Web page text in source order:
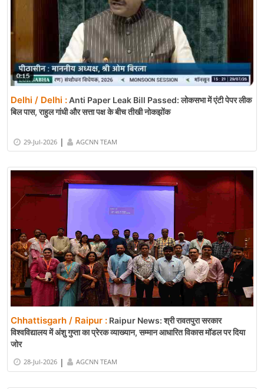
Delhi / Delhi :Anti Paper Leak Bill Passed: लोकसभा में एंटी पेपर लीक
बिल पास, राहुल गांधी और सत्ता पक्ष के बीच तीखी नोकझोंक
29-Jul-2026 | AGCNN TEAM
Chhattisgarh / Raipur : Raipur News: श्री रावतपुरा सरकार
विश्वविद्यालय में अंशु गुप्ता का प्रेरक व्याख्यान, सम्मान आधारित विकास मॉडल पर दिया
जोर
28-Jul-2026 | AGCNN TEAM